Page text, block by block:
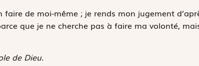
faire de moi-même ; je rends mon jugement
que je ne cherche pas à faire ma volonté,
de Dieu.